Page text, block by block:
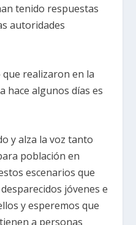
tenido respuestas
autoridades
realizaron en la
hace algunos días es
y alza la voz tanto
población en
escenarios que
jóvenes e
y esperemos que
a personas